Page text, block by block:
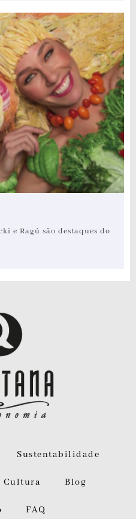
e Ragú são destaques do
Sustentabilidade
Cultura Blog
FAQ